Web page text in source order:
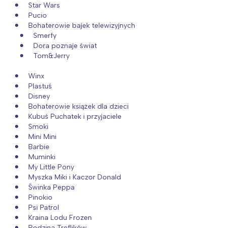
Star Wars
Pucio
Bohaterowie bajek telewizyjnych
Smerfy
Dora poznaje świat
Tom&Jerry
Winx
Plastuś
Disney
Bohaterowie książek dla dzieci
Kubuś Puchatek i przyjaciele
Smoki
Mini Mini
Barbie
Muminki
My Little Pony
Myszka Miki i Kaczor Donald
Świnka Peppa
Pinokio
Psi Patrol
Kraina Lodu Frozen